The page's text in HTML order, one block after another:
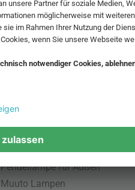
Pendellampe für Außen
Muuto Lampen